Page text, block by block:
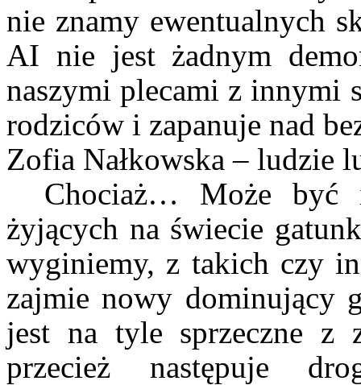
nie znamy ewentualnych
AI nie jest żadnym
naszymi plecami z innymi
rodziców i zapanuje nad
Zofia Nałkowska – ludzie
Chociaż… Może
żyjących na świecie
wyginiemy, z takich czy
zajmie nowy dominujący
jest na tyle sprzeczne z
przecież następuje